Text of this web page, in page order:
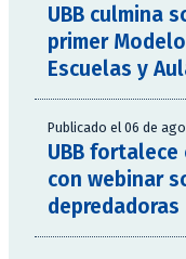
UBB culmina
primer
Escuelas y
Publicado el 06 de
UBB
con webinar
depredadoras